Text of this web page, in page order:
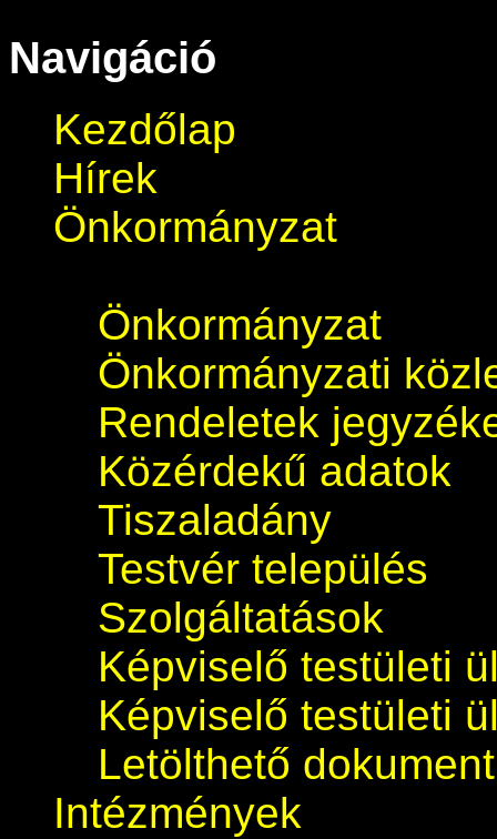
Navigáció
Kezdőlap
Hírek
Önkormányzat
Önkormányzat
Önkormányzati
Rendeletek
Közérdekű adatok
Tiszaladány
Testvér település
Szolgáltatások
Képviselő testületi
Képviselő testületi
Letölthető
Intézmények